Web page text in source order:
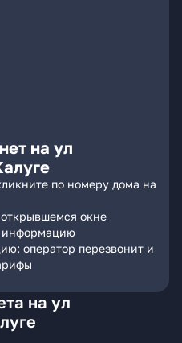
на ул
по номеру дома на
окне
информацию
оператор перезвонит и
на ул